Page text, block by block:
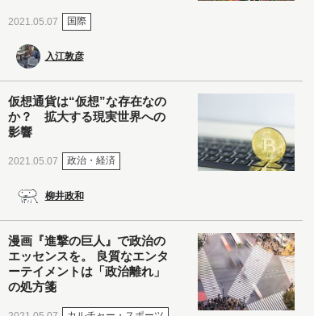
2021.05.07 国際
入江敦彦
仮想通貨は“仮想”な存在なの
か？ 拡大する現実世界への
影響
2021.05.07 政治・経済
柳井政和
漫画『進撃の巨人』で政治の
エッセンスを。 良質なエンタ
ーテイメントは「政治離れ」
の処方箋